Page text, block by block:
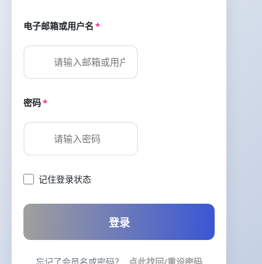
电子邮箱或用户名 *
密码*
记住登录状态
登录
忘记了会员名或密码？ 点此找回/重设密码